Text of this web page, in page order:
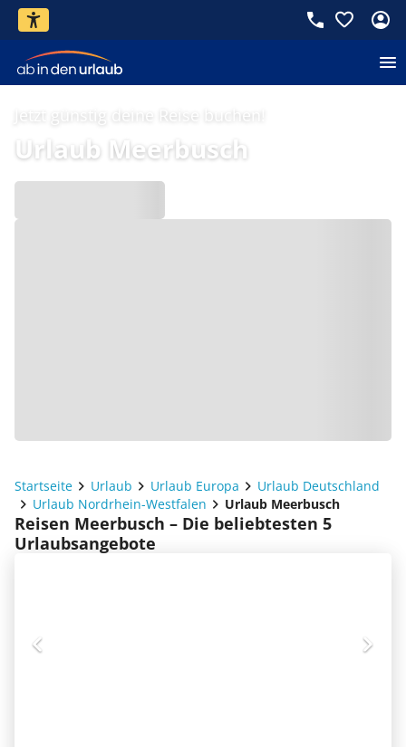
Jetzt günstig deine Reise buchen!
Urlaub Meerbusch
Startseite Urlaub Urlaub Europa
Urlaub Deutschland
Urlaub Nordrhein-Westfalen
Urlaub Meerbusch
Reisen Meerbusch – Die beliebtesten 5
Urlaubsangebote